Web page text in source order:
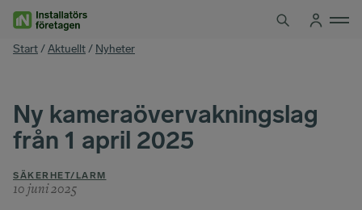
You
Start/Aktuellt/ Nyheter
Ny kameraövervakningslag
från 1 april 2025
SÄKERHET/LARM
10 juni 2025